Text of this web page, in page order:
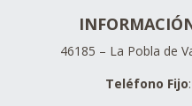
46185 – La Pobla de
Teléfono Fijo